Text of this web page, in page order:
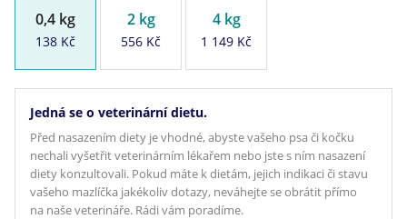
0,4 kg
138 Kč
2 kg
556 Kč
4 kg
1 149 Kč
Jedná se o veterinární dietu.
Před nasazením diety je vhodné, abyste vašeho psa či kočku
nechali vyšetřit veterinárním lékařem nebo jste s ním nasazení
diety konzultovali. Pokud máte k dietám, jejich indikaci či stavu
vašeho mazlíčka jakékoliv dotazy, neváhejte se obrátit přímo
na naše veterináře. Rádi vám poradíme.